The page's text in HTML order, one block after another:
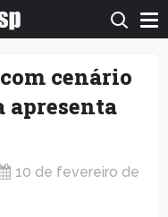
cenário
apresenta
10 de fevereiro de